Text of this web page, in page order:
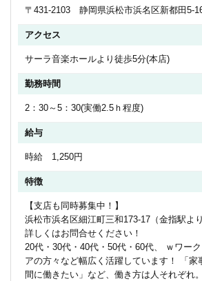
〒431-2103 静岡県浜松市浜名区新都田5-
アクセス
サーラ音楽ホールより徒歩5分(本店)
勤務時間
2：30～5：30(実働2.5ｈ程度)
給与
時給 1,250円
特徴
【支店も同時募集中！】
浜松市浜名区細江町三和173-17（金指駅よ
詳しくはお問合せください！
20代・30代・40代・50代・60代、 ｗワー
アの方々など幅広く活躍しています！ 「家
間に働きたい」など、働き方は人それぞれ